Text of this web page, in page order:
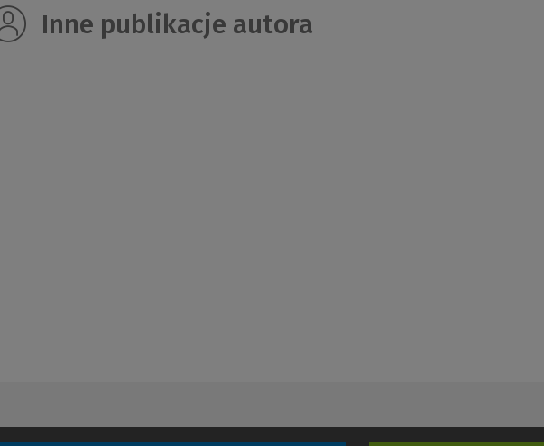
Inne publikacje autora